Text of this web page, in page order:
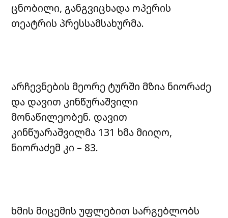
ცნობილი, განგვიცხადა ოპერის
თეატრის პრესსამსახურმა.
არჩევნების მეორე ტურში მზია ნიორაძე
და დავით კინწურაშვილი
მონაწილეობენ. დავით
კინწუარაშვილმა 131 ხმა მიიღო,
ნიორაძემ კი – 83.
ხმის მიცემის უფლებით სარგებლობს